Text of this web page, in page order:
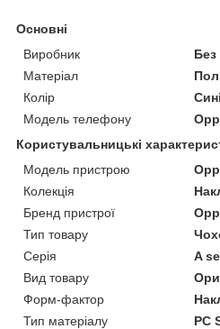
Основні
Виробник
Без
Матеріал
Колір
Модель телефону
Користувальницькі
Модель пристрою
Колекція
Бренд пристрої
Тип товару
Серія
A
Вид товару
Форм-фактор
Тип матеріалу
PC